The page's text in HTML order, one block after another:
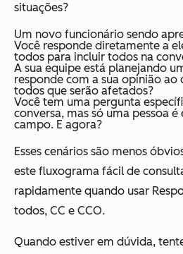
situações?
Um novo funcionário sendo
Você responde diretamente a
todos para incluir todos na
A sua equipe está planejando
responde com a sua opinião ao
todos que serão afetados?
Você tem uma pergunta
conversa, mas só uma pessoa
campo. E agora?
Esses cenários são menos
este fluxograma fácil de
rapidamente quando usar
todos, CC e CCO.
Quando estiver em dúvida,